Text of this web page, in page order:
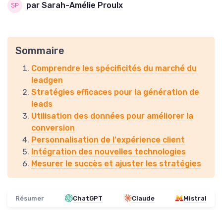
par Sarah-Amélie Proulx
Sommaire
Comprendre les spécificités du marché du
leadgen
Stratégies efficaces pour la génération de
leads
Utilisation des données pour améliorer la
conversion
Personnalisation de l'expérience client
Intégration des nouvelles technologies
Mesurer le succès et ajuster les stratégies
Résumer ChatGPT Claude Mistral